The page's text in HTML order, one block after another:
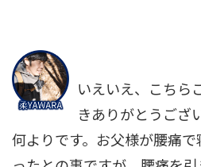
いえいえ、こちら
きありがとうござ
何よりです。お父様が腰痛